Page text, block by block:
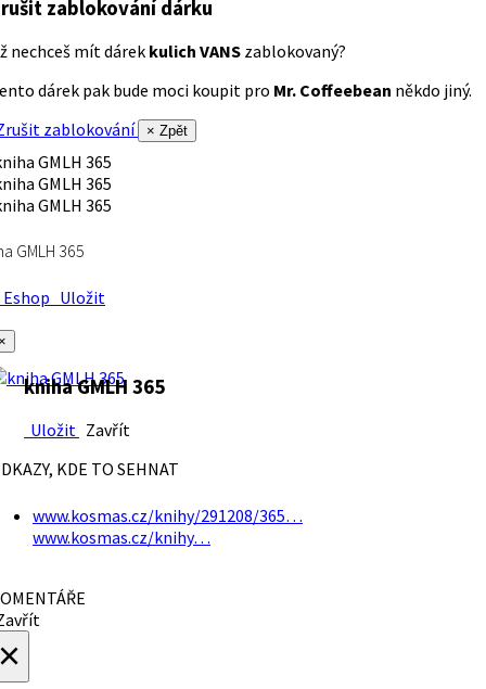
zablokování dárku
nechceš mít dárek kulich VANS zablokovaný?
dárek pak bude moci koupit pro Mr. Coffeebean někdo jiný.
zablokování
× Zpět
GMLH 365
Uložit
kniha GMLH 365
Uložit Zavřít
KDE TO SEHNAT
www.kosmas.cz/knihy/291208/365…
www.kosmas.cz/knihy…